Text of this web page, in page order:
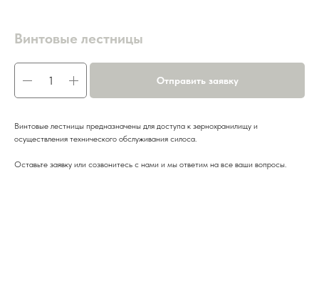
Винтовые лестницы
Отправить заявку
Винтовые лестницы предназначены для доступа к зернохранилищу и
осуществления технического обслуживания силоса.
Оставьте заявку или созвонитесь с нами и мы ответим на все ваши вопросы.